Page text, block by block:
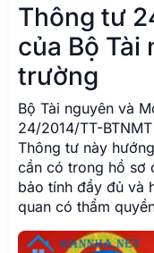
Thông tư
của Bộ Tài
trường
Bộ Tài nguyên và
24/2014/TT-
Thông tư này
cần có trong hồ sơ
bảo tính đầy đủ và
quan có thẩm